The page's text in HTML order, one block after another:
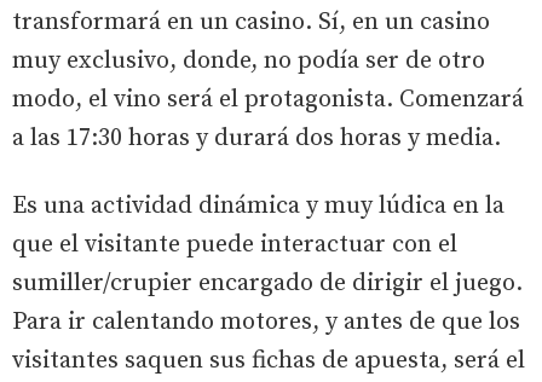
transformará en un casino. Sí, en un casino
muy exclusivo, donde, no podía ser de otro
modo, el vino será el protagonista. Comenzará
a las 17:30 horas y durará dos horas y media.
Es una actividad dinámica y muy lúdica en la
que el visitante puede interactuar con el
sumiller/crupier encargado de dirigir el juego.
Para ir calentando motores, y antes de que los
visitantes saquen sus fichas de apuesta, será el